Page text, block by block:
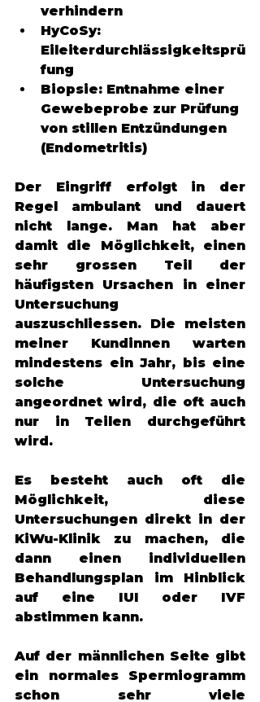
verhindern
HyCoSy:
Eileiterdurchlässigkeitsprü
fung
Biopsie: Entnahme einer
Gewebeprobe zur Prüfung
von stillen Entzündungen
(Endometritis)
Der Eingriff erfolgt in der
Regel ambulant und dauert
nicht lange. Man hat aber
damit die Möglichkeit, einen
sehr grossen Teil der
häufigsten Ursachen in einer
Untersuchung
auszuschliessen. Die meisten
meiner Kundinnen warten
mindestens ein Jahr, bis eine
solche Untersuchung
angeordnet wird, die oft auch
nur in Teilen durchgeführt
wird.
Es besteht auch oft die
Möglichkeit, diese
Untersuchungen direkt in der
KiWu-Klinik zu machen, die
dann einen individuellen
Behandlungsplan im Hinblick
auf eine IUI oder IVF
abstimmen kann.
Auf der männlichen Seite gibt
ein normales Spermiogramm
schon sehr viele